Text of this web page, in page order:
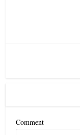
Comment